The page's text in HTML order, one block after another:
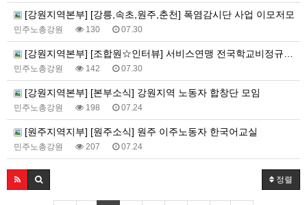
[강원지역본부] [강릉,속초,원주,춘천] 폭염감시단 사업 이모저모
민주노총강원 130 07.30
[강원지역본부] [조합원☆인터뷰] 서비스연맹 전국학교비정규직노동조합 강원지부 김유미 춘천지회장
민주노총강원 142 07.30
[강원지역본부] [본부소식] 강원지역 노동자 합창단 모임
민주노총강원 198 07.24
[원주지역지부] [원주소식] 원주 이주노동자 한국어교실
민주노총강원 207 07.24
정렬